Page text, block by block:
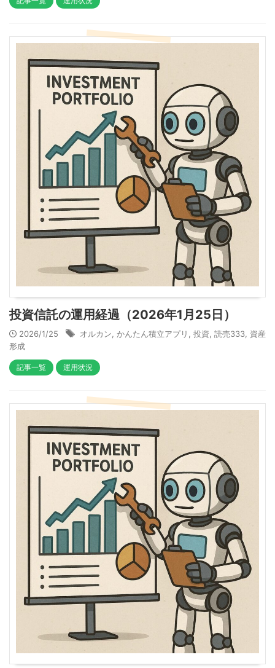
投資信託の運用経過（2026年1月25日）
2026/1/25 オルカン かんたん積立アプリ 投資 読売333 資産
形成
記事一覧 運用状況